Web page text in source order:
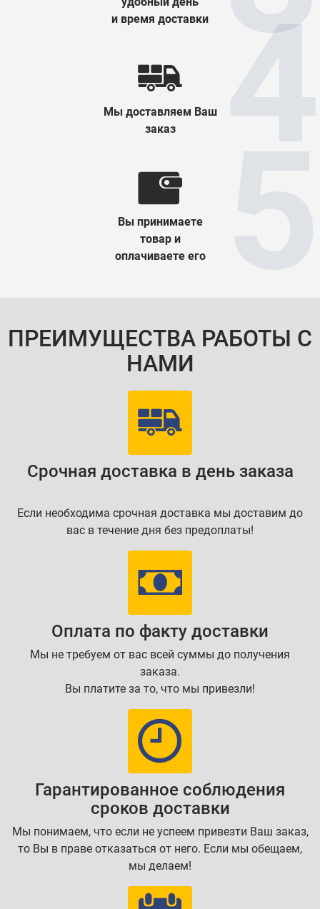
и время доставки
Мы доставляем Ваш
заказ
Вы принимаете
товар и
оплачиваете его
ПРЕИМУЩЕСТВА РАБОТЫ С
НАМИ
Срочная доставка в день заказа
Если необходима срочная доставка мы доставим до
вас в течение дня без предоплаты!
Оплата по факту доставки
Мы не требуем от вас всей суммы до получения
заказа.
Вы платите за то, что мы привезли!
Гарантированное соблюдения
сроков доставки
Мы понимаем, что если не успеем привезти Ваш заказ,
то Вы в праве отказаться от него. Если мы обещаем,
мы делаем!